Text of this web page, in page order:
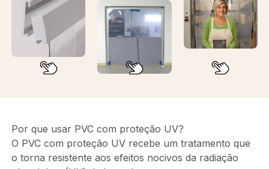
Por que usar PVC com proteção UV?
O PVC com proteção UV recebe um tratamento que
o torna resistente aos efeitos nocivos da radiação